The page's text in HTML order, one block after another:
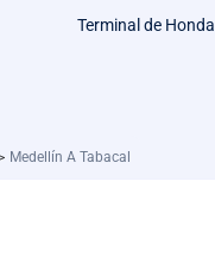
Terminal de Honda
Medellín A Tabacal